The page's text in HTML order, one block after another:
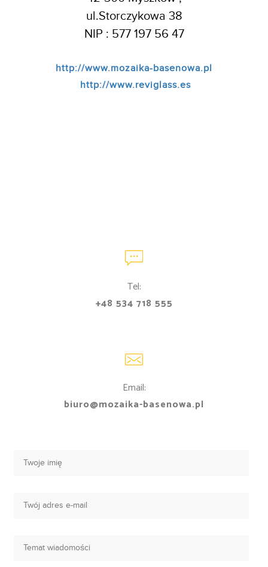
ul.Storczykowa 38
NIP : 577 197 56 47
http://www.mozaika-basenowa.pl
http://www.reviglass.es
Tel:
+48 534 718 555
Email:
biuro@mozaika-basenowa.pl